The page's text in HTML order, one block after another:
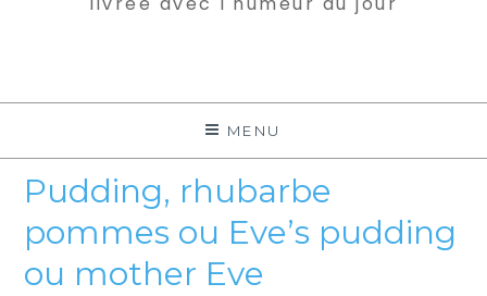
MENU
Pudding, rhubarbe
pommes ou Eve’s pudding
ou mother Eve